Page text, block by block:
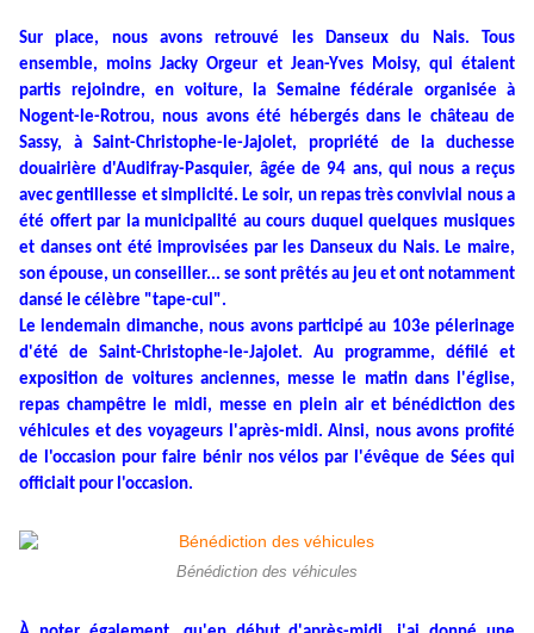
Sur place, nous avons retrouvé les Danseux du Nais. Tous
ensemble, moins Jacky Orgeur et Jean-Yves Moisy, qui étaient
partis rejoindre, en voiture, la Semaine fédérale organisée à
Nogent-le-Rotrou, nous avons été hébergés dans le château de
Sassy, à Saint-Christophe-le-Jajolet, propriété de la duchesse
douairière d'Audifray-Pasquier, âgée de 94 ans, qui nous a reçus
avec gentillesse et simplicité. Le soir, un repas très convivial nous a
été offert par la municipalité au cours duquel quelques musiques
et danses ont été improvisées par les Danseux du Nais. Le maire,
son épouse, un conseiller... se sont prêtés au jeu et ont notamment
dansé le célèbre "tape-cul".
Le lendemain dimanche, nous avons participé au 103e pélerinage
d'été de Saint-Christophe-le-Jajolet. Au programme, défilé et
exposition de voitures anciennes, messe le matin dans l'église,
repas champêtre le midi, messe en plein air et bénédiction des
véhicules et des voyageurs l'après-midi. Ainsi, nous avons profité
de l'occasion pour faire bénir nos vélos par l'évêque de Sées qui
officiait pour l'occasion.
Bénédiction des véhicules